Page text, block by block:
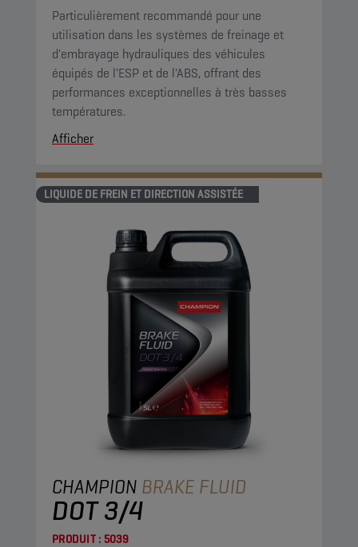
Particulièrement recommandé pour une
utilisation dans les systèmes de freinage et
d'embrayage hydrauliques des véhicules
équipés de l'ESP et de l'ABS, offrant des
performances exceptionnelles à très basses
températures.
Afficher
LIQUIDE DE FREIN ET DIRECTION ASSISTÉE
CHAMPION BRAKE FLUID
DOT 3/4
PRODUIT : 5039